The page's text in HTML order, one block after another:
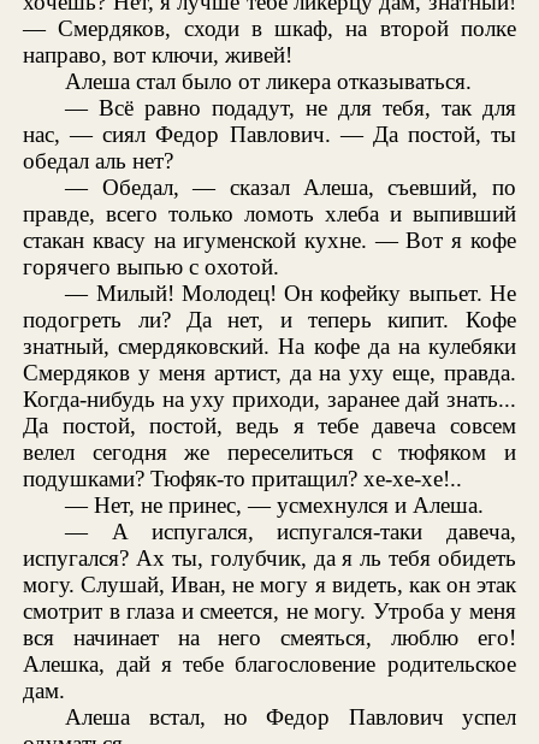
— Смердяков, сходи в шкаф, на второй полке
направо, вот ключи, живей!
Алеша стал было от ликера отказываться.
— Всё равно подадут, не для тебя, так для
нас, — сиял Федор Павлович. — Да постой, ты
обедал аль нет?
— Обедал, — сказал Алеша, съевший, по
правде, всего только ломоть хлеба и выпивший
стакан квасу на игуменской кухне. — Вот я кофе
горячего выпью с охотой.
— Милый! Молодец! Он кофейку выпьет. Не
подогреть ли? Да нет, и теперь кипит. Кофе
знатный, смердяковский. На кофе да на кулебяки
Смердяков у меня артист, да на уху еще, правда.
Когда-нибудь на уху приходи, заранее дай знать...
Да постой, постой, ведь я тебе давеча совсем
велел сегодня же переселиться с тюфяком и
подушками? Тюфяк-то притащил? хе-хе-хе!..
— Нет, не принес, — усмехнулся и Алеша.
— А испугался, испугался-таки давеча,
испугался? Ах ты, голубчик, да я ль тебя обидеть
могу. Слушай, Иван, не могу я видеть, как он этак
смотрит в глаза и смеется, не могу. Утроба у меня
вся начинает на него смеяться, люблю его!
Алешка, дай я тебе благословение родительское
дам.
Алеша встал, но Федор Павлович успел